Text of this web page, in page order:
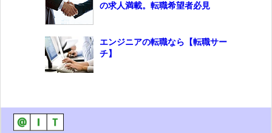
の求人満載。転職希望者必見
エンジニアの転職なら【転職サー
チ】